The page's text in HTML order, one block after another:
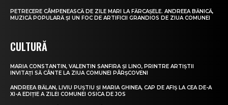
PETRECERE CÂMPENEASCĂ DE ZILE MARI LA FĂRCAȘELE. ANDREEA BĂNICĂ,
MUZICĂ POPULARĂ ȘI UN FOC DE ARTIFICII GRANDIOS DE ZIUA COMUNEI
CULTURĂ
MARIA CONSTANTIN, VALENTIN SANFIRA ȘI LINO, PRINTRE ARTIȘTII
INVITAȚI SĂ CÂNTE LA ZIUA COMUNEI PÂRȘCOVENI
ANDREEA BĂLAN, LIVIU PUȘTIU ȘI MARIA GHINEA, CAP DE AFIȘ LA CEA DE-A
XI-A EDIȚIE A ZILEI COMUNEI OSICA DE JOS